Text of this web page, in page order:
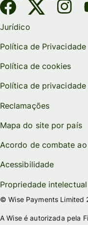
Jurídico
Política de Privacidade
Política de cookies
Política de privacidade
Reclamações
Mapa do site por país
Acordo de combate
Acessibilidade
Propriedade intelectual
© Wise Payments Limited
A Wise é autorizada pela